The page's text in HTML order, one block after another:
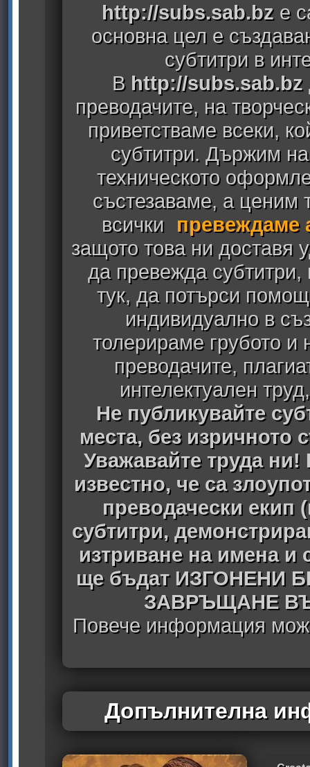
http://subs.sab.bz е
основна цел е
субтитри в
В http://subs.sab.bz
преводачите, на
приветстваме всеки,
субтитри. Държим
техническото
състезаваме, а ценим
всички
превеждаме
защото това ни доставя
да превежда
тук, да потърси
индивидуално в
толерираме грубото
преводачите,
интелектуален
Не публикувайте
места, без изричното
Уважавайте труда ни!
известно, че са
преводачески екип
субтитри,
изтриване на имена
ще бъдат ИЗГОНЕНИ
ЗАВРЪЩАНЕ
Повече информация
Допълнителна